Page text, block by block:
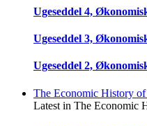
Ugeseddel 4,
Ugeseddel 3,
Ugeseddel 2,
The Economic History
Latest in The Economic